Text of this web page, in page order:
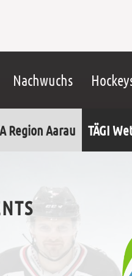
Nachwuchs
Region Aarau TÄGI